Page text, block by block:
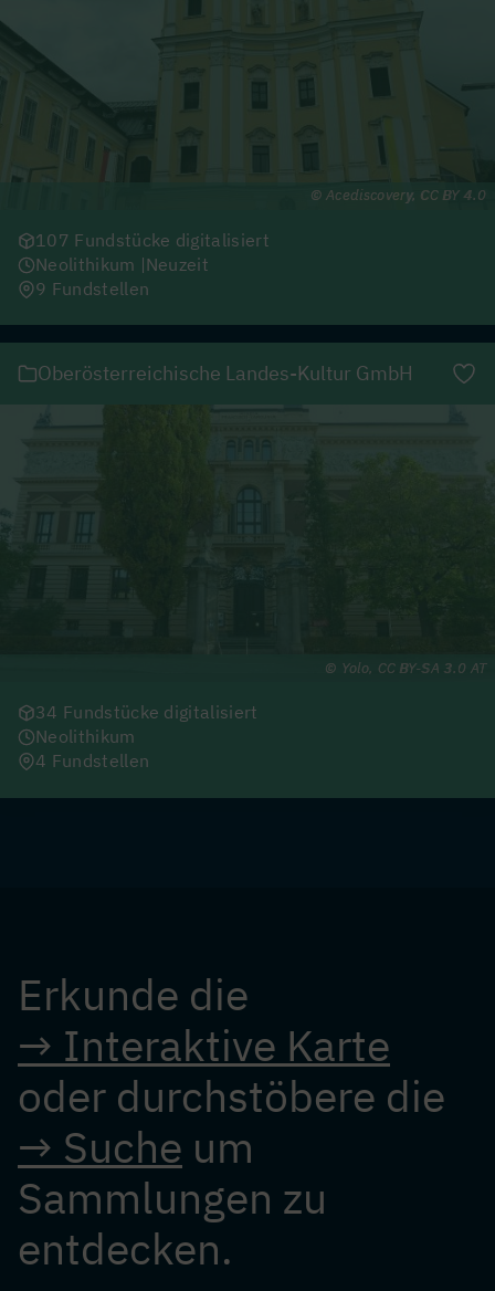
Acediscovery, CC BY 4.0
107 Fundstücke digitalisiert
Neolithikum Neuzeit
9 Fundstellen
Oberösterreichische Landes-Kultur GmbH
Yolo, CC BY-SA 3.0 AT
34 Fundstücke digitalisiert
Neolithikum
4 Fundstellen
Erkunde die
→ Interaktive Karte
oder durchstöbere die
→ Suche um
Sammlungen zu
entdecken.